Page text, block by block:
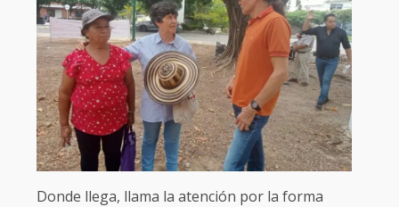
Donde llega, llama la atención por la forma